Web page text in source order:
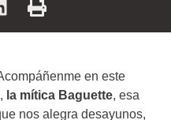
en este
la mítica Baguette, esa
nos alegra desayunos,